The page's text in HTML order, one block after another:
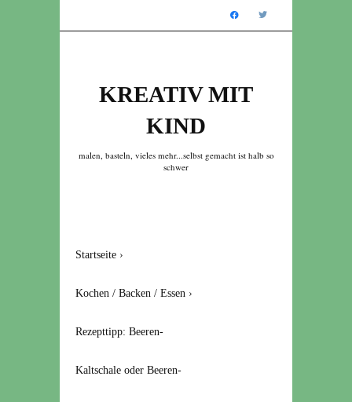
KREATIV MIT
KIND
malen, basteln, vieles mehr...selbst gemacht ist halb so
schwer
Startseite ›
Kochen / Backen / Essen ›
Rezepttipp: Beeren-
Kaltschale oder Beeren-